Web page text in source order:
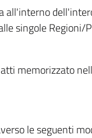
all'interno
singole Regioni/
memorizzato
le seguenti